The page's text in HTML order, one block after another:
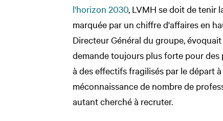
l'horizon 2030 , LVMH se doit de tenir
marquée par un chiffre d'affaires en
Directeur Général du groupe,
demande toujours plus forte pour des
à des effectifs fragilisés par le départ
méconnaissance de nombre de
autant cherché à recruter.